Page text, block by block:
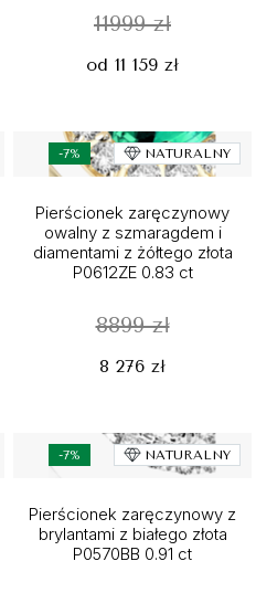
11999 zł
od 11 159 zł
-7% NATURALNY
Pierścionek zaręczynowy
owalny z szmaragdem i
diamentami z żółtego złota
P0612ZE 0.83 ct
8899 zł
8 276 zł
-7% NATURALNY
Pierścionek zaręczynowy z
brylantami z białego złota
P0570BB 0.91 ct